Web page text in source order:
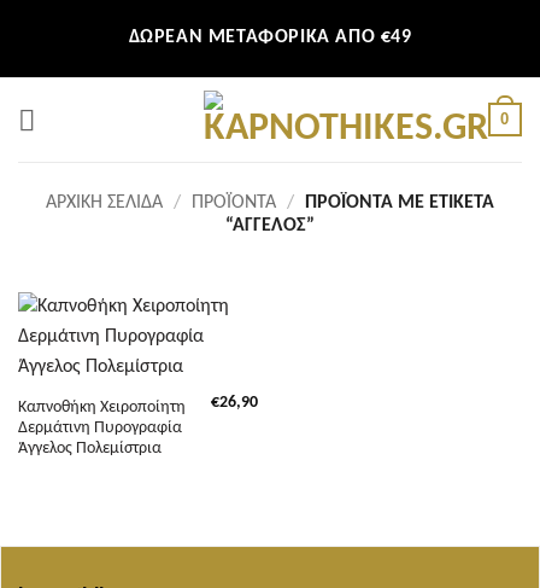
περιεχόμενο
ΔΩΡΕΑΝ ΜΕΤΑΦΟΡΙΚΑ ΑΠΟ €49
0
ΑΡΧΙΚΉ ΣΕΛΊΔΑ / ΠΡΟΪΌΝΤΑ /
ΠΡΟΪΌΝΤΑ ΜΕ ΕΤΙΚΈΤΑ
“ΆΓΓΕΛΟΣ”
Καπνοθήκη Χειροποίητη
Δερμάτινη Πυρογραφία
Άγγελος Πολεμίστρια
€26,90